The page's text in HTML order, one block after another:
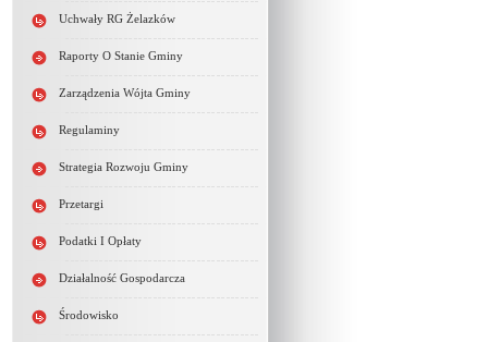
Uchwały RG Żelazków
Raporty O Stanie Gminy
Zarządzenia Wójta Gminy
Regulaminy
Strategia Rozwoju Gminy
Przetargi
Podatki I Opłaty
Działalność Gospodarcza
Środowisko